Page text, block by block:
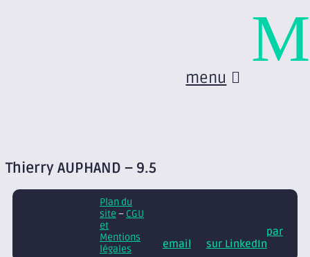
menu
Thierry AUPHAND – 9.5
Plan du
site – CGU
et
Mentions
légales
par
email
sur LinkedIn
M